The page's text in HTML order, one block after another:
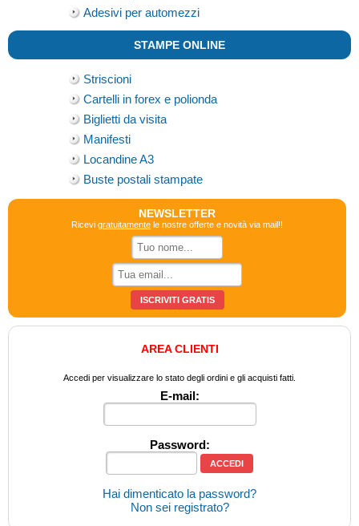
Adesivi per automezzi
STAMPE ONLINE
Striscioni
Cartelli in forex e polionda
Biglietti da visita
Manifesti
Locandine A3
Buste postali stampate
NEWSLETTER
Ricevigratuitamente le nostre offerte e novità via mail!!
AREA CLIENTI
Accedi per visualizzare lo stato degli ordini e gli acquisti fatti.
E-mail:
Password:
Hai dimenticato la password?
Non sei registrato?